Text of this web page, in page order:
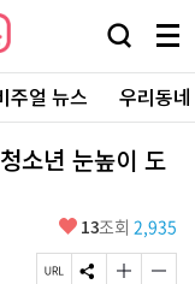
검
창
열
기
메
뉴
전
체
보
주얼 뉴스 우리동
소년 눈높이 도
좋
요
13조회 2,935